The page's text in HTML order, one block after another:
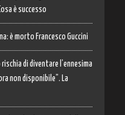
è successo
è morto Francesco Guccini
di diventare l’ennesima
non disponibile”. La